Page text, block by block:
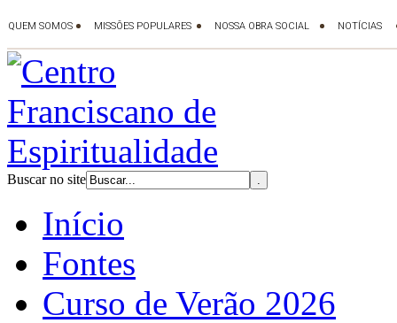
Buscar no site
Início
Fontes
Curso de Verão 2026